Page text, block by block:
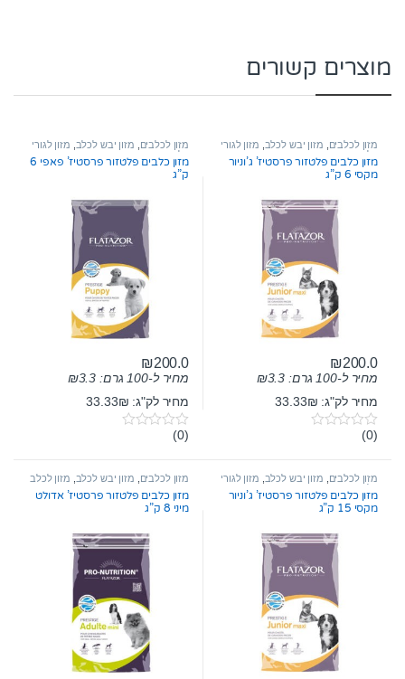
מוצרים קשורים
מזון לכלבים מזון יבש לכלב מזון לגורי
כלבים
מזון כלבים פלטזור פרסטיז’ ג’וניור
מקסי 6 ק”ג
₪200.0
מחיר ל-100 גרם: ₪3.3
מחיר לק"ג: 33.33₪
0
t
f
5
(0)
מזון לכלבים מזון יבש לכלב מזון לגורי
כלבים
מזון כלבים פלטזור פרסטיז’ פאפי 6
ק”ג
₪200.0
מחיר ל-100 גרם: ₪3.3
מחיר לק"ג: 33.33₪
0
t
f
5
(0)
מזון לכלבים מזון יבש לכלב מזון לגורי
כלבים
מזון כלבים פלטזור פרסטיז’ ג’וניור
מקסי 15 ק”ג
מזון לכלבים מזון יבש לכלב מזון לכלב
מזון כלבים פלטזור פרסטיז’ אדולט
מיני 8 ק”ג